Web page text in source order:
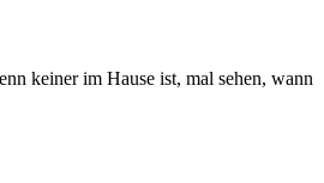
keiner im Hause ist, mal sehen, wann